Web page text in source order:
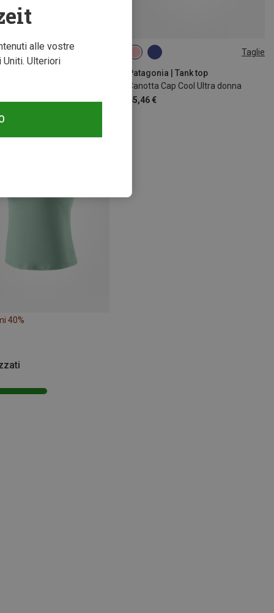
35%
Taglie
Patagonia | Tank top
Canotta Cap Cool Ultra donna
45,46 €
XS L
40%
alle vostre
Ulteriori